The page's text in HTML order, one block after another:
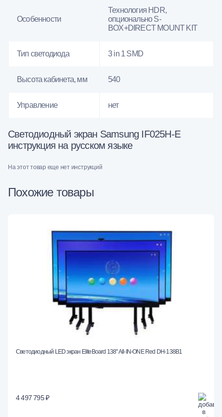
Особенности
Технология HDR,
опционально S-
BOX+DIRECT MOUNT KIT
Тип светодиода 3 in 1 SMD
Высота кабинета, мм 540
Управление нет
Светодиодный экран Samsung IF025H-E
инструкция на русском языке
На этот товар еще нет инструкций
Похожие товары
Светодиодный LED экран EliteBoard 138" All-IN-ONE Red DH-138B1
4 497 795 ₽